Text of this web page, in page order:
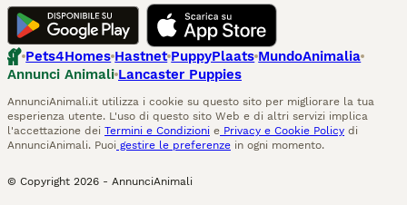
Pets4Homes Hastnet PuppyPlaats MundoAnimalia
Annunci Animali Lancaster Puppies
AnnunciAnimali.it utilizza i cookie su questo sito per migliorare la tua
esperienza utente. L'uso di questo sito Web e di altri servizi implica
l'accettazione dei Termini e Condizioni e Privacy e Cookie Policy di
AnnunciAnimali. Puoi gestire le preferenze in ogni momento.
© Copyright 2026 - AnnunciAnimali